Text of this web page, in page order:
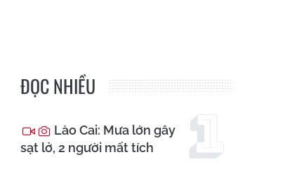
ĐỌC NHIỀU
Lào Cai: Mưa lớn gây
sạt lở, 2 người mất tích